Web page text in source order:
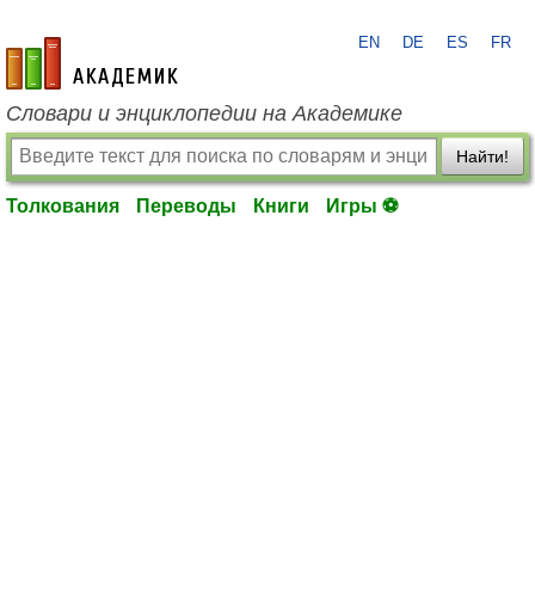
academic.ru
EN DE ES FR
Словари и энциклопедии на Академике
Найти!
Толкования Переводы Книги Игры ⚽